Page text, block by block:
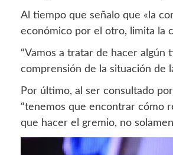
Al tiempo que señalo que «la
económico por el otro, limita la
“Vamos a tratar de hacer algún
comprensión de la situación de
Por último, al ser consultado
“tenemos que encontrar cómo
que hacer el gremio, no